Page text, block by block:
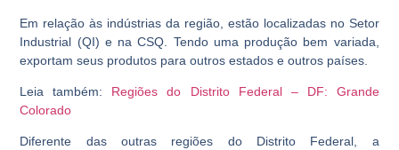
Em relação às indústrias da região, estão localizadas no Setor
Industrial (QI) e na CSQ. Tendo uma produção bem variada,
exportam seus produtos para outros estados e outros países.
Leia também: Regiões do Distrito Federal – DF: Grande
Colorado
Diferente das outras regiões do Distrito Federal, a